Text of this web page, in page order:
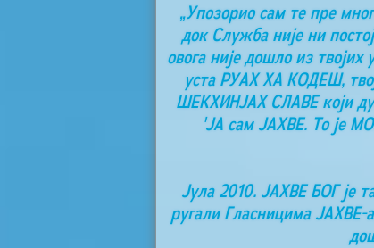
„Упозорио сам те пре
док Служба није ни
овога није дошло из
уста РУАХ ХА КОДЕШ,
ШЕКХИНЈАХ СЛАВЕ који
'ЈА сам ЈАХВЕ. То је
Јула 2010. ЈАХВЕ БОГ је
ругали Гласницима